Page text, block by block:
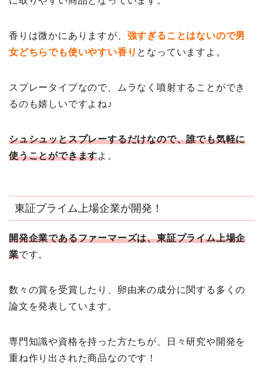
香りは微かにありますが、 強すぎることはないので男
女どちらでも使いやすい香り となっていますよ。
スプレータイプなので、ムラなく噴射することができ
るのも嬉しいですよね♪
シュシュッとスプレーするだけなので、誰でも気軽に
使うことができますよ。
東証プライム上場企業が開発！
開発企業であるファーマーズは、東証プライム上場企
業です。
数々の賞を受賞したり、卵由来の成分に関する多くの
論文を発表しています。
専門知識や資格を持った方たちが、日々研究や開発を
重ね作り出された商品なのです！